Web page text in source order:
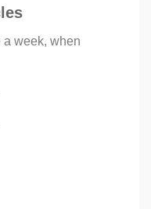
a week, when